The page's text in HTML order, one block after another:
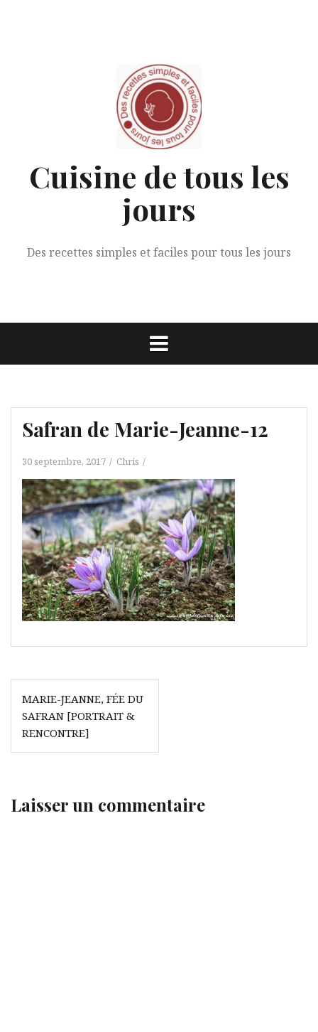
Cuisine de tous les
jours
Des recettes simples et faciles pour tous les jours
Safran de Marie-Jeanne-12
30 septembre, 2017 Chris
Navigation
de
l’article
MARIE-JEANNE, FÉE DU
SAFRAN [PORTRAIT &
RENCONTRE]
Laisser un commentaire